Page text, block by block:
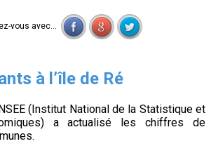
vous avec...
à l’île de Ré
(Institut National de la Statistique et
a actualisé les chiffres de